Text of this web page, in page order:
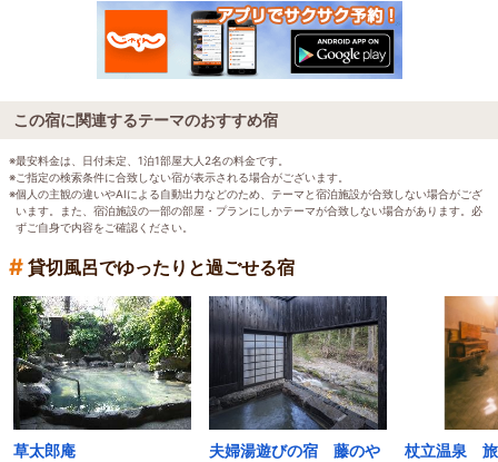
この宿に関連するテーマのおすすめ宿
※最安料金は、日付未定、1泊1部屋大人2名の料金です。
※ご指定の検索条件に合致しない宿が表示される場合がございます。
※個人の主観の違いやAIによる自動出力などのため、テーマと宿泊施設が合致しない場合がござ
います。また、宿泊施設の一部の部屋・プランにしかテーマが合致しない場合があります。必
ずご自身で内容をご確認ください。
# 貸切風呂でゆったりと過ごせる宿
草太郎庵 夫婦湯遊びの宿 藤のや